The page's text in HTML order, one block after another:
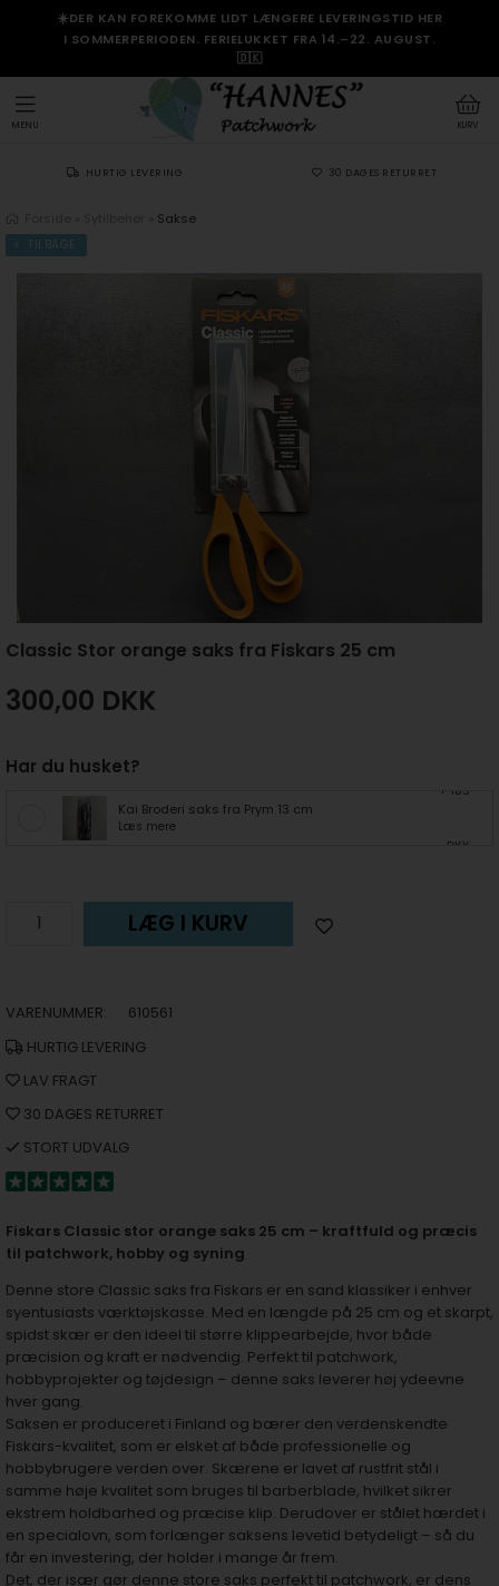
☀️DER KAN FOREKOMME LIDT LÆNGERE LEVERINGSTID HER
I SOMMERPERIODEN. FERIELUKKET FRA 14.–22. AUGUST.
🇩🇰
KURV
MENU
HURTIG LEVERING 30 DAGES RETURRET
Sakse
TILBAGE
Classic Stor orange saks fra Fiskars 25 cm
300,00 DKK
Har du husket?
Kai Broderi saks fra Prym 13 cm
Læs mere
+ 185
DKK
LÆG I KURV
VARENUMMER:
610561
HURTIG LEVERING
LAV FRAGT
30 DAGES RETURRET
STORT UDVALG
Fiskars Classic stor orange saks 25 cm – kraftfuld og præcis
til patchwork, hobby og syning
Denne store Classic saks fra Fiskars er en sand klassiker i enhver
syentusiasts værktøjskasse. Med en længde på 25 cm og et skarpt,
spidst skær er den ideel til større klippearbejde, hvor både
præcision og kraft er nødvendig. Perfekt til patchwork,
hobbyprojekter og tøjdesign – denne saks leverer høj ydeevne
hver gang.
Saksen er produceret i Finland og bærer den verdenskendte
Fiskars-kvalitet, som er elsket af både professionelle og
hobbybrugere verden over. Skærene er lavet af rustfrit stål i
samme høje kvalitet som bruges til barberblade, hvilket sikrer
ekstrem holdbarhed og præcise klip. Derudover er stålet hærdet i
en specialovn, som forlænger saksens levetid betydeligt – så du
får en investering, der holder i mange år frem.
Det, der især gør denne store saks perfekt til patchwork, er dens